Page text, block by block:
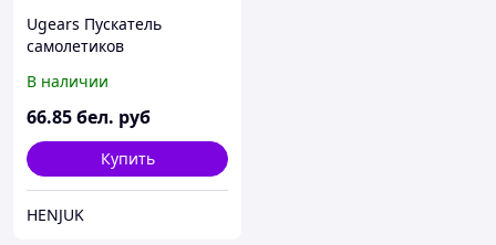
Ugears Пускатель
самолетиков
В наличии
66.85бел. руб
Купить
HENJUK